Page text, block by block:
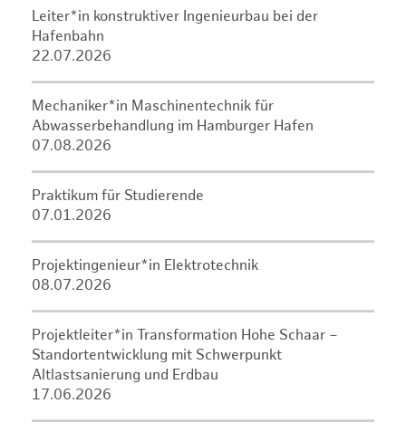
Leiter*in konstruktiver Ingenieurbau bei der
Hafenbahn
22.07.2026
Mechaniker*in Maschinentechnik für
Abwasserbehandlung im Hamburger Hafen
07.08.2026
Praktikum für Studierende
07.01.2026
Projektingenieur*in Elektrotechnik
08.07.2026
Projektleiter*in Transformation Hohe Schaar –
Standortentwicklung mit Schwerpunkt
Altlastsanierung und Erdbau
17.06.2026